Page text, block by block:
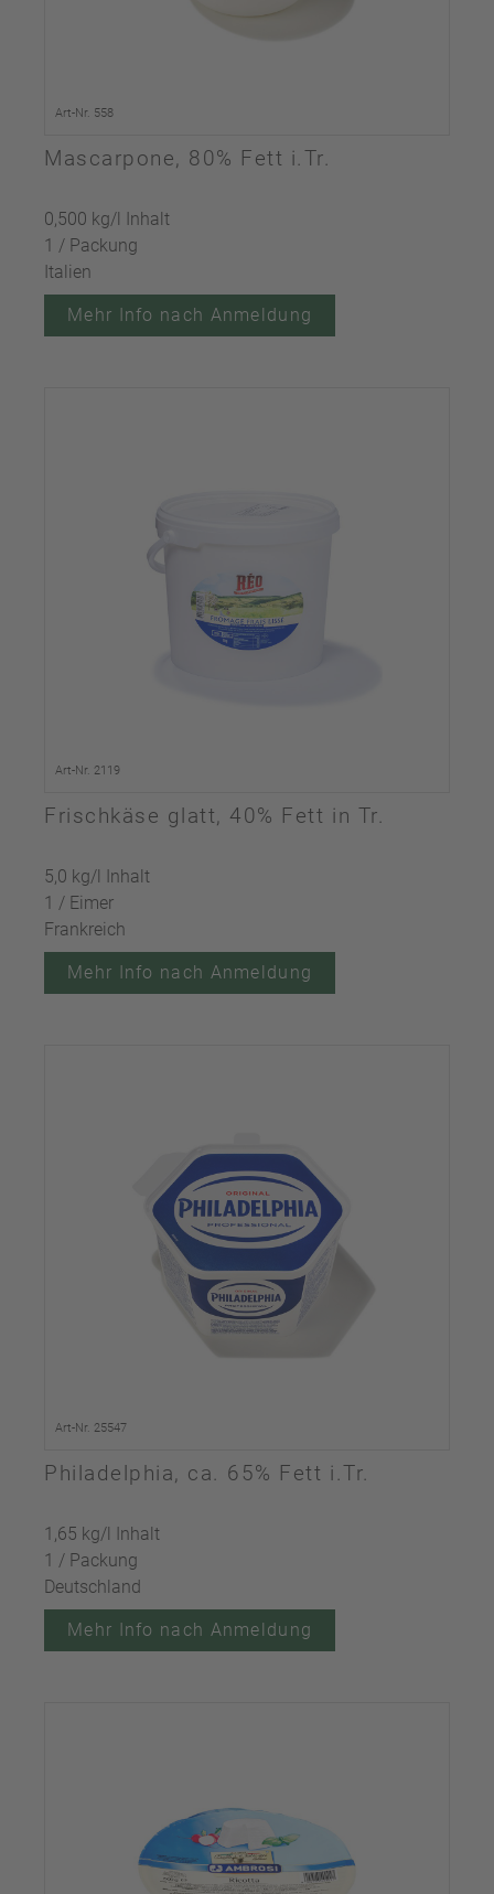
Art-Nr. 558
Mascarpone, 80% Fett i.Tr.
0,500 kg/l Inhalt
1 / Packung
Italien
Mehr Info nach Anmeldung
Art-Nr. 2119
Frischkäse glatt, 40% Fett in Tr.
5,0 kg/l Inhalt
1 / Eimer
Frankreich
Mehr Info nach Anmeldung
Art-Nr. 25547
Philadelphia, ca. 65% Fett i.Tr.
1,65 kg/l Inhalt
1 / Packung
Deutschland
Mehr Info nach Anmeldung